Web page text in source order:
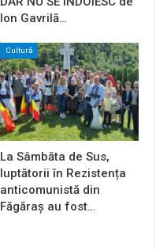
Ion Gavrilă…
Cultură
La Sâmbăta de Sus,
luptătorii în Rezistența
anticomunistă din
Făgăraș au fost…